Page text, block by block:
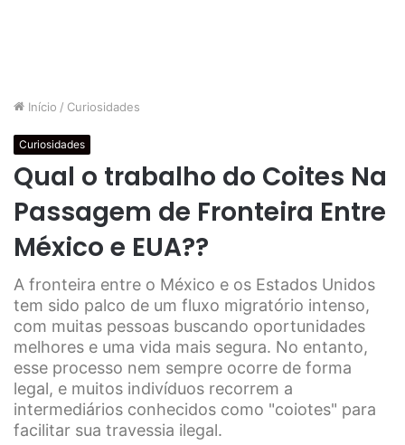
Início / Curiosidades
Curiosidades
Qual o trabalho do Coites Na
Passagem de Fronteira Entre
México e EUA??
A fronteira entre o México e os Estados Unidos
tem sido palco de um fluxo migratório intenso,
com muitas pessoas buscando oportunidades
melhores e uma vida mais segura. No entanto,
esse processo nem sempre ocorre de forma
legal, e muitos indivíduos recorrem a
intermediários conhecidos como "coiotes" para
facilitar sua travessia ilegal.